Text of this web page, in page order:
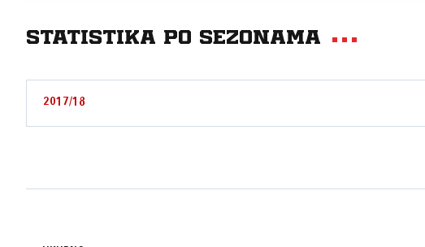
Statistika po sezonama
2017/18